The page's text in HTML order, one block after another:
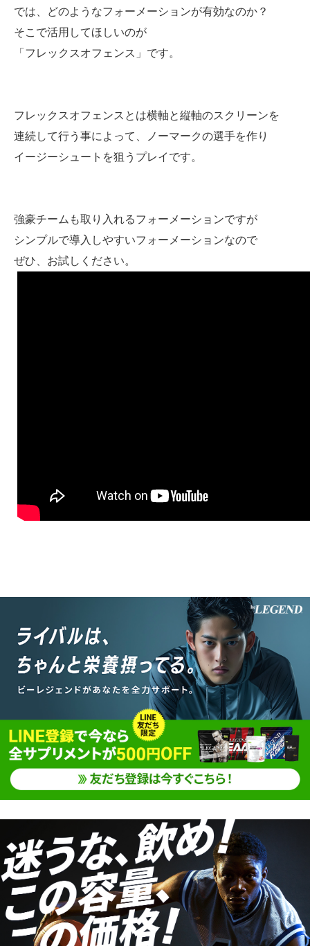
では、どのようなフォーメーションが有効なのか？
そこで活用してほしいのが
「フレックスオフェンス」です。
フレックスオフェンスとは横軸と縦軸のスクリーンを
連続して行う事によって、ノーマークの選手を作り
イージーシュートを狙うプレイです。
強豪チームも取り入れるフォーメーションですが
シンプルで導入しやすいフォーメーションなので
ぜひ、お試しください。